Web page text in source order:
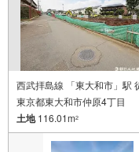
西武拝島線 「東大和市」駅
東京都東大和市仲原4丁目
土地116.01m2